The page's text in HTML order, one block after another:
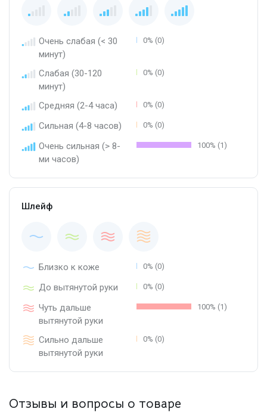
Очень слабая (< 30
минут)
0% (0)
Слабая (30-120
минут)
0% (0)
Средняя (2-4 часа) 0% (0)
Сильная (4-8 часов) 0% (0)
Очень сильная (> 8-
ми часов)
100% (1)
Шлейф
Близко к коже 0% (0)
До вытянутой руки 0% (0)
Чуть дальше
вытянутой руки
100% (1)
Сильно дальше
вытянутой руки
0% (0)
Отзывы и вопросы о товаре